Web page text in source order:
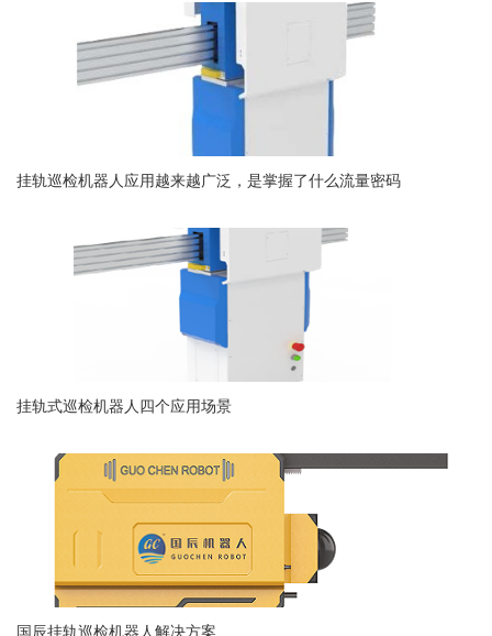
挂轨巡检机器人应用越来越广泛，是掌握了什么流量密码
挂轨式巡检机器人四个应用场景
国辰挂轨巡检机器人解决方案